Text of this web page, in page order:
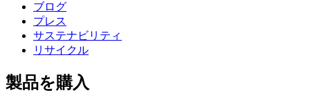
ブログ
プレス
サステナビリティ
リサイクル
製品を購入